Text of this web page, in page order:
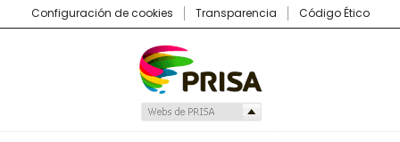
Configuración de cookies
Transparencia Código Ético